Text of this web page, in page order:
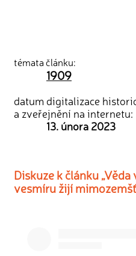
témata článku:
1909
datum digitalizace
a zveřejnění na internetu:
13. února 2023
Diskuze k článku
vesmíru žijí